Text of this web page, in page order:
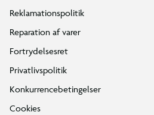
Reklamationspolitik
Reparation af varer
Fortrydelsesret
Privatlivspolitik
Konkurrencebetingelser
Cookies